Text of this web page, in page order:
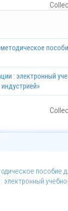
: электронный
пособие